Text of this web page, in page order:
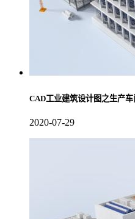
CAD工业建筑设计图之生产车
2020-07-29